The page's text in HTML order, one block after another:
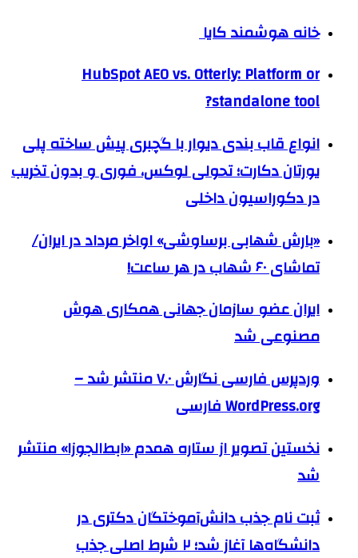
خانه هوشمند کایا
HubSpot AEO vs. Otterly: Platform or
standalone tool?
انواع قاب بندی دیوار با گچبری پیش ساخته پلی
یورتان دکارت؛ تحولی لوکس، فوری و بدون تخریب
در دکوراسیون داخلی
«بارش شهابی برساوشی» اواخر مرداد در ایران/
تماشای ۶۰ شهاب در هر ساعت!
ایران عضو سازمان جهانی همکاری هوش
مصنوعی شد
وردپرس فارسی نگارش ۷.۰ منتشر شد –
WordPress.org فارسی
نخستین تصویر از ستاره همدم «ابط‌الجوزا» منتشر
شد
ثبت نام جذب دانش‌آموختگان دکتری در
دانشگاه‌ها آغاز شد؛ ۲ شرط اصلی جذب